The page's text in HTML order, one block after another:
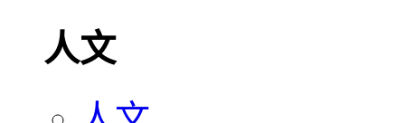
人文